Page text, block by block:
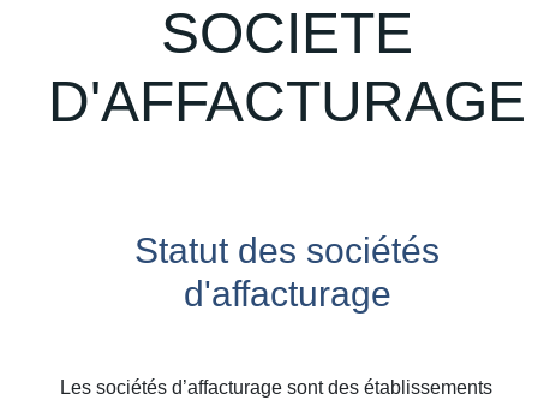
SOCIETE
D'AFFACTURAGE
Statut des sociétés
d'affacturage
Les sociétés d’affacturage sont des établissements